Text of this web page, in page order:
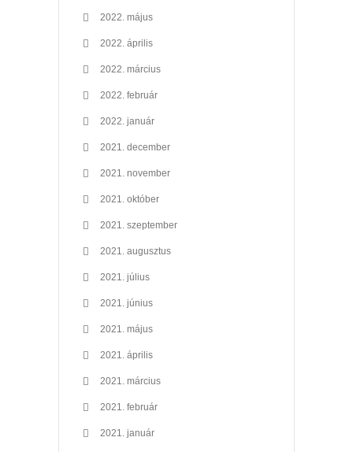
2022. május
2022. április
2022. március
2022. február
2022. január
2021. december
2021. november
2021. október
2021. szeptember
2021. augusztus
2021. július
2021. június
2021. május
2021. április
2021. március
2021. február
2021. január